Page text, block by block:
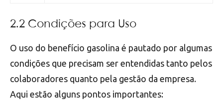
2.2 Condições para Uso
O uso do benefício gasolina é pautado por algumas
condições que precisam ser entendidas tanto pelos
colaboradores quanto pela gestão da empresa.
Aqui estão alguns pontos importantes: